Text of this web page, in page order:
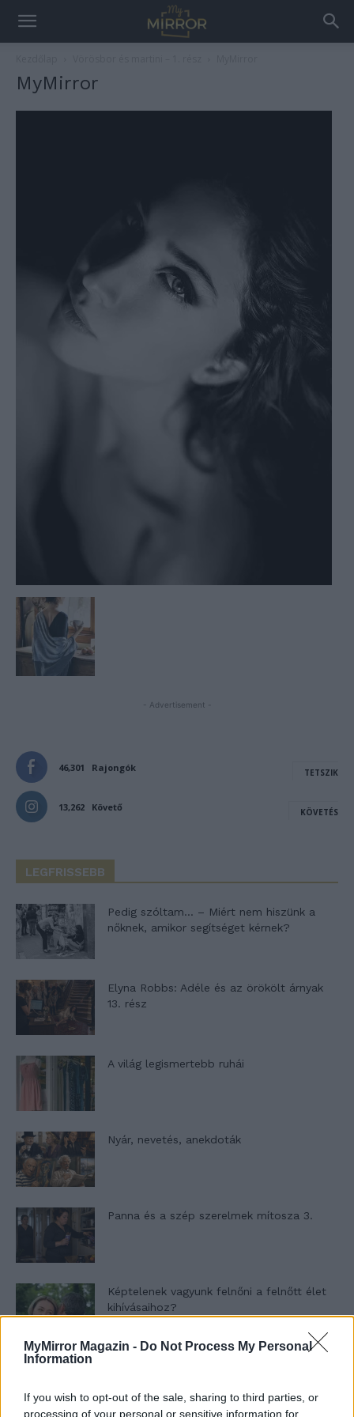
MyMirror Magazin - Do Not Process My Personal
Information
If you wish to opt-out of the sale, sharing to third parties, or
processing of your personal or sensitive information for
MyMirror
- Advertisement -
46,301 Rajongók TETSZIK
13,262 Követő KÖVETÉS
LEGFRISSEBB
Pedig szóltam… – Miért nem hiszünk a
nőknek, amikor segítséget kérnek?
Elyna Robbs: Adéle és az örökölt árnyak
13. rész
A világ legismertebb ruhái
Nyár, nevetés, anekdoták
Panna és a szép szerelmek mítosza 3.
Képtelenek vagyunk felnőni a felnőtt élet
kihívásaihoz?